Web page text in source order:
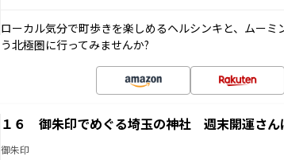
ローカル気分で町歩きを楽しめるヘルシンキと、ムー
う北極圏に行ってみませんか?
１６ 御朱印でめぐる埼玉の神社 週末開運さ
御朱印